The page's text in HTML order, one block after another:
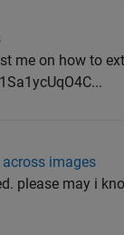
me on how to
images
please may i